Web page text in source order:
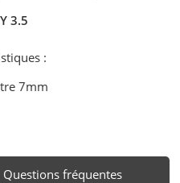
3.5
:
7mm
Questions fréquentes